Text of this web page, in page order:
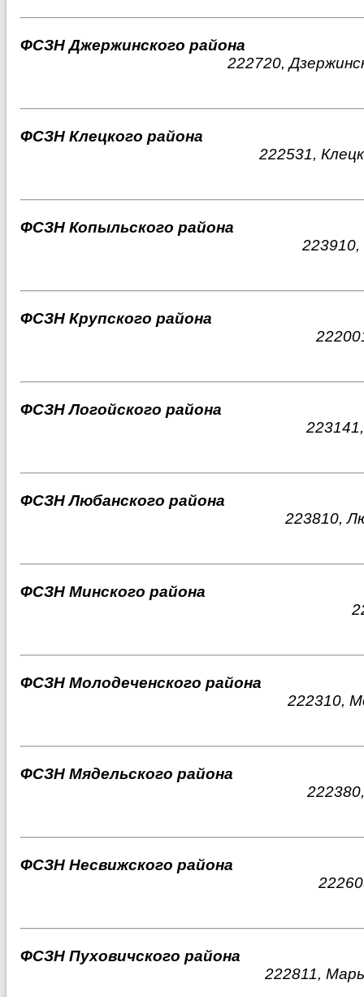
ФСЗН Джержинского района
222720,
ФСЗН Клецкого района
222531,
ФСЗН Копыльского района
ФСЗН Крупского района
ФСЗН Логойского района
ФСЗН Любанского района
223810,
ФСЗН Минского района
ФСЗН Молодеченского района
222310,
ФСЗН Мядельского района
ФСЗН Несвижского района
ФСЗН Пуховичского района
222811,